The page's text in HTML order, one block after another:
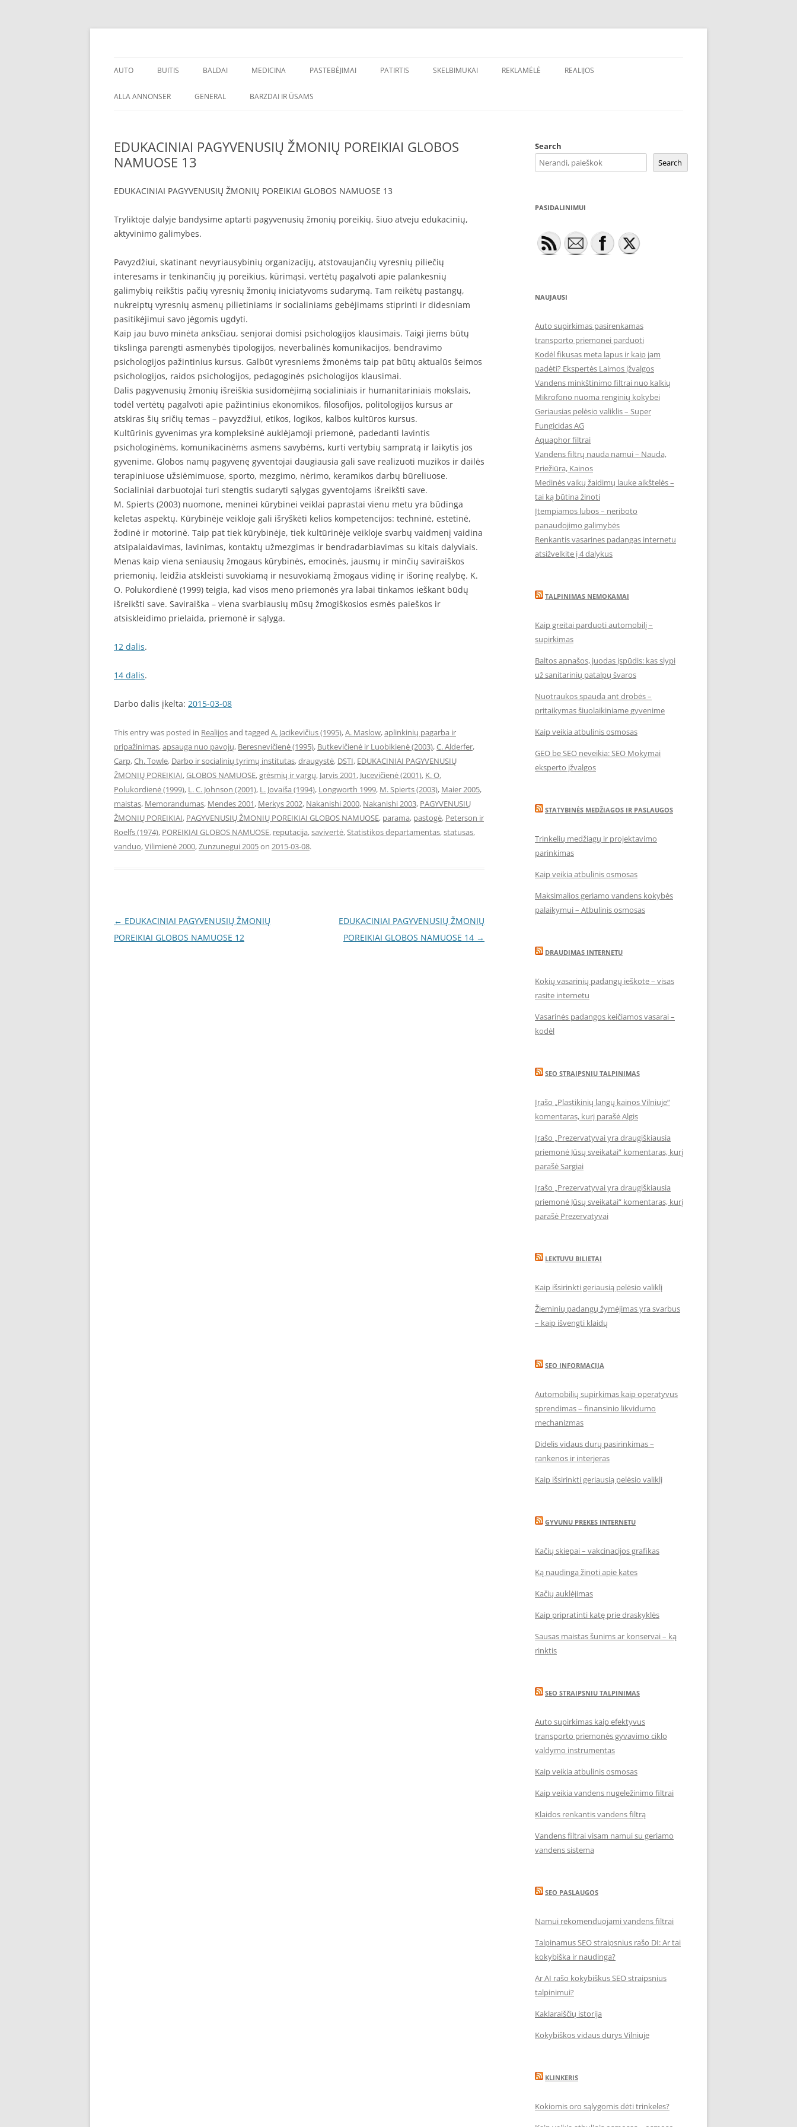
Skip
AUTO
PADANGOS
BUITIS
PREKĖS
BALDAI MEDICINA
ODONTOLOGIJA
PASTEBĖJIMAI PATIRTIS SKELBIMUKAI REKLAMĖLĖ REALIJOS
ALLA ANNONSER GENERAL BARZDAI IR ŪSAMS
EDUKACINIAI PAGYVENUSIŲ ŽMONIŲ POREIKIAI GLOBOS
NAMUOSE 13
EDUKACINIAI PAGYVENUSIŲ ŽMONIŲ POREIKIAI GLOBOS NAMUOSE 13
Tryliktoje dalyje bandysime aptarti pagyvenusių žmonių poreikių, šiuo atveju edukacinių,
aktyvinimo galimybes.
Pavyzdžiui, skatinant nevyriausybinių organizacijų, atstovaujančių vyresnių piliečių
interesams ir tenkinančių jų poreikius, kūrimąsi, vertėtų pagalvoti apie palankesnių
galimybių reikštis pačių vyresnių žmonių iniciatyvoms sudarymą. Tam reikėtų pastangų,
nukreiptų vyresnių asmenų pilietiniams ir socialiniams gebėjimams stiprinti ir didesniam
pasitikėjimui savo jėgomis ugdyti.
Kaip jau buvo minėta anksčiau, senjorai domisi psichologijos klausimais. Taigi jiems būtų
tikslinga parengti asmenybės tipologijos, neverbalinės komunikacijos, bendravimo
psichologijos pažintinius kursus. Galbūt vyresniems žmonėms taip pat būtų aktualūs šeimos
psichologijos, raidos psichologijos, pedagoginės psichologijos klausimai.
Dalis pagyvenusių žmonių išreiškia susidomėjimą socialiniais ir humanitariniais mokslais,
todėl vertėtų pagalvoti apie pažintinius ekonomikos, filosofijos, politologijos kursus ar
atskiras šių sričių temas – pavyzdžiui, etikos, logikos, kalbos kultūros kursus.
Kultūrinis gyvenimas yra kompleksinė auklėjamoji priemonė, padedanti lavintis
psichologinėms, komunikacinėms asmens savybėms, kurti vertybių sampratą ir laikytis jos
gyvenime. Globos namų pagyvenę gyventojai daugiausia gali save realizuoti muzikos ir dailės
terapiniuose užsiėmimuose, sporto, mezgimo, nėrimo, keramikos darbų būreliuose.
Socialiniai darbuotojai turi stengtis sudaryti sąlygas gyventojams išreikšti save.
M. Spierts (2003) nuomone, meninei kūrybinei veiklai paprastai vienu metu yra būdinga
keletas aspektų. Kūrybinėje veikloje gali išryškėti kelios kompetencijos: techninė, estetinė,
žodinė ir motorinė. Taip pat tiek kūrybinėje, tiek kultūrinėje veikloje svarbų vaidmenį vaidina
atsipalaidavimas, lavinimas, kontaktų užmezgimas ir bendradarbiavimas su kitais dalyviais.
Menas kaip viena seniausių žmogaus kūrybinės, emocinės, jausmų ir minčių saviraiškos
priemonių, leidžia atskleisti suvokiamą ir nesuvokiamą žmogaus vidinę ir išorinę realybę. K.
O. Polukordienė (1999) teigia, kad visos meno priemonės yra labai tinkamos ieškant būdų
išreikšti save. Saviraiška – viena svarbiausių mūsų žmogiškosios esmės paieškos ir
atsiskleidimo prielaida, priemonė ir sąlyga.
12 dalis.
14 dalis.
Darbo dalis įkelta: 2015-03-08
This entry was posted in Realijosand tagged A. Jacikevičius (1995),A. Maslow,aplinkinių pagarba ir
pripažinimas,apsauga nuo pavojų, Beresnevičienė (1995), Butkevičienė ir Luobikienė (2003),C. Alderfer,
Carp,Ch. Towle, Darbo ir socialinių tyrimų institutas,draugystė, DSTI, EDUKACINIAI PAGYVENUSIŲ
ŽMONIŲ POREIKIAI,GLOBOS NAMUOSE,grėsmių ir vargų, Jarvis 2001, Jucevičienė (2001), K. O.
Polukordienė (1999), L. C. Johnson (2001), L. Jovaiša (1994), Longworth 1999, M. Spierts (2003), Maier 2005,
maistas, Memorandumas, Mendes 2001, Merkys 2002, Nakanishi 2000, Nakanishi 2003, PAGYVENUSIŲ
ŽMONIŲ POREIKIAI, PAGYVENUSIŲ ŽMONIŲ POREIKIAI GLOBOS NAMUOSE, parama, pastogė, Peterson ir
Roelfs (1974), POREIKIAI GLOBOS NAMUOSE, reputacija,savivertė,Statistikos departamentas,statusas,
vanduo,Vilimienė 2000,Zunzunegui 2005on 2015-03-08.
Post
navigation
← EDUKACINIAI PAGYVENUSIŲ ŽMONIŲ
POREIKIAI GLOBOS NAMUOSE 12
EDUKACINIAI PAGYVENUSIŲ ŽMONIŲ
POREIKIAI GLOBOS NAMUOSE 14 →
Search
Search
PASIDALINIMUI
NAUJAUSI
Auto supirkimas pasirenkamas
transporto priemonei parduoti
Kodėl fikusas meta lapus ir kaip jam
padėti? Ekspertės Laimos įžvalgos
Vandens minkštinimo filtrai nuo kalkių
Mikrofono nuoma renginių kokybei
Geriausias pelėsio valiklis – Super
Fungicidas AG
Aquaphor filtrai
Vandens filtrų nauda namui – Nauda,
Priežiūra, Kainos
Medinės vaikų žaidimų lauke aikštelės –
tai ką būtina žinoti
Įtempiamos lubos – neriboto
panaudojimo galimybės
Renkantis vasarines padangas internetu
atsižvelkite į 4 dalykus
TALPINIMAS NEMOKAMAI
Kaip greitai parduoti automobilį –
supirkimas
Baltos apnašos, juodas įspūdis: kas slypi
už sanitarinių patalpų švaros
Nuotraukos spauda ant drobės –
pritaikymas šiuolaikiniame gyvenime
Kaip veikia atbulinis osmosas
GEO be SEO neveikia: SEO Mokymai
eksperto įžvalgos
STATYBINĖS MEDŽIAGOS IR PASLAUGOS
Trinkelių medžiagų ir projektavimo
parinkimas
Kaip veikia atbulinis osmosas
Maksimalios geriamo vandens kokybės
palaikymui – Atbulinis osmosas
DRAUDIMAS INTERNETU
Kokių vasarinių padangų ieškote – visas
rasite internetu
Vasarinės padangos keičiamos vasarai –
kodėl
SEO STRAIPSNIU TALPINIMAS
Įrašo „Plastikinių langų kainos Vilniuje“
komentaras, kurį parašė Algis
Įrašo „Prezervatyvai yra draugiškiausia
priemonė Jūsų sveikatai“ komentaras, kurį
parašė Sargiai
Įrašo „Prezervatyvai yra draugiškiausia
priemonė Jūsų sveikatai“ komentaras, kurį
parašė Prezervatyvai
LEKTUVU BILIETAI
Kaip išsirinkti geriausią pelėsio valiklį
Žieminių padangų žymėjimas yra svarbus
– kaip išvengti klaidų
SEO INFORMACIJA
Automobilių supirkimas kaip operatyvus
sprendimas – finansinio likvidumo
mechanizmas
Didelis vidaus durų pasirinkimas –
rankenos ir interjeras
Kaip išsirinkti geriausią pelėsio valiklį
GYVUNU PREKES INTERNETU
Kačių skiepai – vakcinacijos grafikas
Ką naudinga žinoti apie kates
Kačių auklėjimas
Kaip pripratinti katę prie draskyklės
Sausas maistas šunims ar konservai – ką
rinktis
SEO STRAIPSNIU TALPINIMAS
Auto supirkimas kaip efektyvus
transporto priemonės gyvavimo ciklo
valdymo instrumentas
Kaip veikia atbulinis osmosas
Kaip veikia vandens nugeležinimo filtrai
Klaidos renkantis vandens filtrą
Vandens filtrai visam namui su geriamo
vandens sistema
SEO PASLAUGOS
Namui rekomenduojami vandens filtrai
Talpinamus SEO straipsnius rašo DI: Ar tai
kokybiška ir naudinga?
Ar AI rašo kokybiškus SEO straipsnius
talpinimui?
Kaklaraiščių istorija
Kokybiškos vidaus durys Vilniuje
KLINKERIS
Kokiomis oro sąlygomis dėti trinkeles?